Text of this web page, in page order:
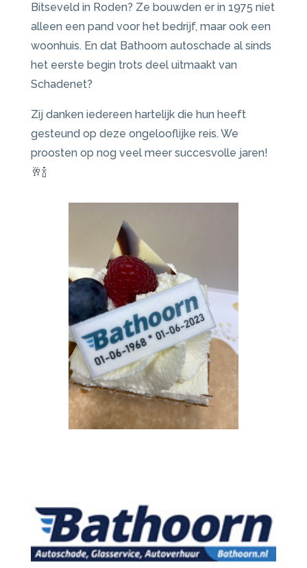
Bitseveld in Roden? Ze bouwden er in 1975 niet
alleen een pand voor het bedrijf, maar ook een
woonhuis. En dat Bathoorn autoschade al sinds
het eerste begin trots deel uitmaakt van
Schadenet?
Zij danken iedereen hartelijk die hun heeft
gesteund op deze ongelooflijke reis. We
proosten op nog veel meer succesvolle jaren!
🥂🍾